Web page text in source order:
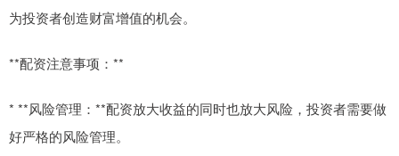
为投资者创造财富增值的机会。
**配资注意事项：**
* **风险管理：**配资放大收益的同时也放大风险，投资者需要做
好严格的风险管理。